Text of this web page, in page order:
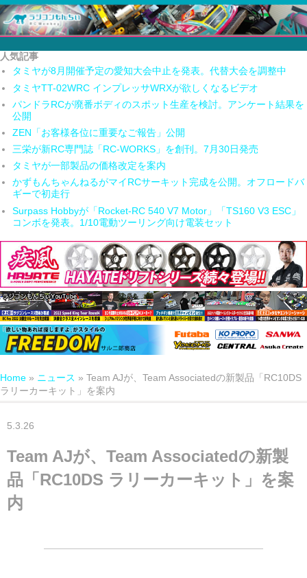
人気記事
タミヤが8月開催予定の愛知大会中止を発表。代替大会を調整中
タミヤTT-02WRC インプレッサWRXが欲しくなるビデオ
パンドラRCが廃番ボディのスポット生産を検討。アンケート結果を
公開
ZEN「お客様各位に重要なご報告」公開
三栄が新RC専門誌「RC-WORKS」を創刊。7月30日発売
タミヤが一部製品の価格改定を案内
かずもんちゃんねるがマイRCサーキット完成を公開。オフロードバ
ギーで初走行
Surpass Hobbyが「Rocket-RC 540 V7 Motor」「TS160 V3 ESC」
コンボを発表。1/10電動ツーリング向け電装セット
Home » ニュース » Team AJが、Team Associatedの新製品「RC10DS
ラリーカーキット」を案内
5.3.26
Team AJが、Team Associatedの新製
品「RC10DS ラリーカーキット」を案
内